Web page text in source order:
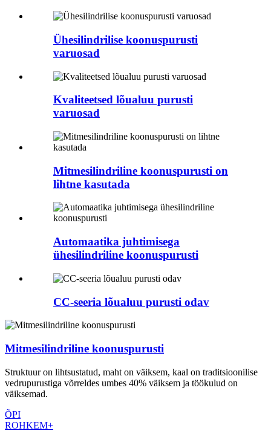
Ühesilindrilise koonuspurusti
varuosad
Kvaliteetsed lõualuu purusti
varuosad
Mitmesilindriline koonuspurusti on
lihtne kasutada
Automaatika juhtimisega
ühesilindriline koonuspurusti
CC-seeria lõualuu purusti odav
Mitmesilindriline koonuspurusti
Struktuur on lihtsustatud, maht on väiksem, kaal on traditsioonilise
vedrupurustiga võrreldes umbes 40% väiksem ja töökulud on
väiksemad.
ÕPI
ROHKEM+